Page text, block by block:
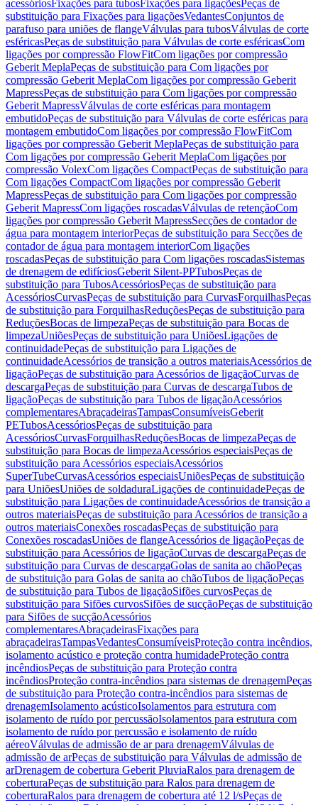
acessóriosFixações para tubosFixações para ligaçõesPeças de
substituição para Fixações para ligaçõesVedantesConjuntos de
parafuso para uniões de flangeVálvulas para tubosVálvulas de corte
esféricasPeças de substituição para Válvulas de corte esféricasCom
ligações por compressão FlowFitCom ligações por compressão
Geberit MeplaPeças de substituição para Com ligações por
compressão Geberit MeplaCom ligações por compressão Geberit
MapressPeças de substituição para Com ligações por compressão
Geberit MapressVálvulas de corte esféricas para montagem
embutidoPeças de substituição para Válvulas de corte esféricas para
montagem embutidoCom ligações por compressão FlowFitCom
ligações por compressão Geberit MeplaPeças de substituição para
Com ligações por compressão Geberit MeplaCom ligações por
compressão VolexCom ligações CompactPeças de substituição para
Com ligações CompactCom ligações por compressão Geberit
MapressPeças de substituição para Com ligações por compressão
Geberit MapressCom ligações roscadasVálvulas de retençãoCom
ligações por compressão Geberit MapressSecções de contador de
água para montagem interiorPeças de substituição para Secções de
contador de água para montagem interiorCom ligações
roscadasPeças de substituição para Com ligações roscadasSistemas
de drenagem de edifíciosGeberit Silent-PPTubosPeças de
substituição para TubosAcessóriosPeças de substituição para
AcessóriosCurvasPeças de substituição para CurvasForquilhasPeças
de substituição para ForquilhasReduçõesPeças de substituição para
ReduçõesBocas de limpezaPeças de substituição para Bocas de
limpezaUniõesPeças de substituição para UniõesLigações de
continuidadePeças de substituição para Ligações de
continuidadeAcessórios de transição a outros materiaisAcessórios de
ligaçãoPeças de substituição para Acessórios de ligaçãoCurvas de
descargaPeças de substituição para Curvas de descargaTubos de
ligaçãoPeças de substituição para Tubos de ligaçãoAcessórios
complementaresAbraçadeirasTampasConsumíveisGeberit
PETubosAcessóriosPeças de substituição para
AcessóriosCurvasForquilhasReduçõesBocas de limpezaPeças de
substituição para Bocas de limpezaAcessórios especiaisPeças de
substituição para Acessórios especiaisAcessórios
SuperTubeCurvasAcessórios especiaisUniõesPeças de substituição
para UniõesUniões de soldaduraLigações de continuidadePeças de
substituição para Ligações de continuidadeAcessórios de transição a
outros materiaisPeças de substituição para Acessórios de transição a
outros materiaisConexões roscadasPeças de substituição para
Conexões roscadasUniões de flangeAcessórios de ligaçãoPeças de
substituição para Acessórios de ligaçãoCurvas de descargaPeças de
substituição para Curvas de descargaGolas de sanita ao chãoPeças
de substituição para Golas de sanita ao chãoTubos de ligaçãoPeças
de substituição para Tubos de ligaçãoSifões curvosPeças de
substituição para Sifões curvosSifões de sucçãoPeças de substituição
para Sifões de sucçãoAcessórios
complementaresAbraçadeirasFixações para
abraçadeirasTampasVedantesConsumíveisProteção contra incêndios,
isolamento acústico e proteção contra humidadeProteção contra
incêndiosPeças de substituição para Proteção contra
incêndiosProteção contra-incêndios para sistemas de drenagemPeças
de substituição para Proteção contra-incêndios para sistemas de
drenagemIsolamento acústicoIsolamentos para estrutura com
isolamento de ruído por percussãoIsolamentos para estrutura com
isolamento de ruído por percussão e isolamento de ruído
aéreoVálvulas de admissão de ar para drenagemVálvulas de
admissão de arPeças de substituição para Válvulas de admissão de
arDrenagem de cobertura Geberit PluviaRalos para drenagem de
coberturaPeças de substituição para Ralos para drenagem de
coberturaRalos para drenagem de cobertura até 12 l/sPeças de